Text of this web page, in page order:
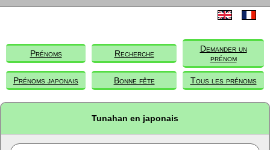
Prénoms Recherche
Demander un
prénom
Prénoms japonais Bonne fête Tous les prénoms
Tunahan en japonais